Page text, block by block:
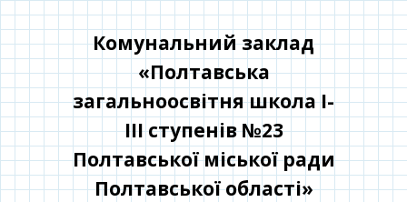
до
контенту
Комунальний заклад
«Полтавська
загальноосвітня школа І-
ІІІ ступенів №23
Полтавської міської ради
Полтавської області»